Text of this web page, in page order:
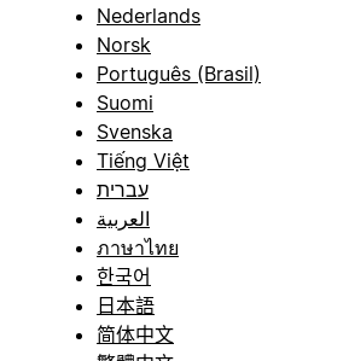
Nederlands
Norsk
Português (Brasil)
Suomi
Svenska
Tiếng Việt
עברית
العربية
ภาษาไทย
한국어
日本語
简体中文